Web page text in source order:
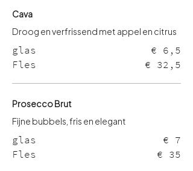
Cava
glas
€ 6,5
Fles
€ 32,5
Prosecco Brut
Fijne bubbels, fris en elegant
glas
€ 7
Fles
€ 35